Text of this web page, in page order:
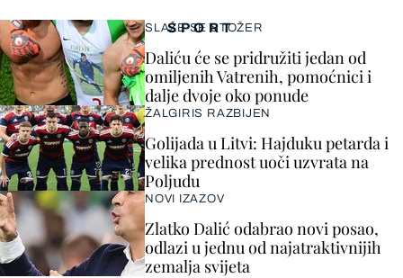
SPORT
SLAŽE SE STOŽER
Daliću će se pridružiti jedan od
omiljenih Vatrenih, pomoćnici i
dalje dvoje oko ponude
ŽALGIRIS RAZBIJEN
Golijada u Litvi: Hajduku petarda i
velika prednost uoči uzvrata na
Poljudu
NOVI IZAZOV
Zlatko Dalić odabrao novi posao,
odlazi u jednu od najatraktivnijih
zemalja svijeta